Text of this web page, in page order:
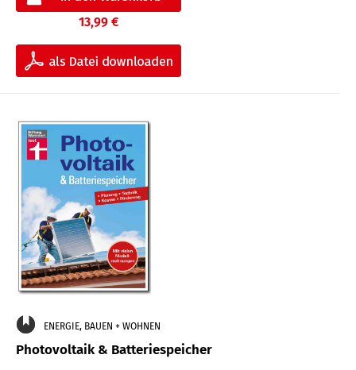
13,99 €
ENERGIE, BAUEN + WOHNEN
Photovoltaik & Batteriespeicher